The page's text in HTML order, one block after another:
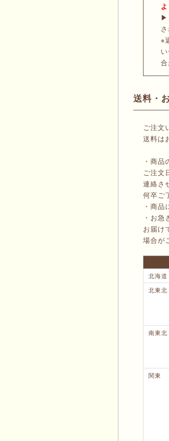
▶
※
送料・
ご注文
送料は
・商
ご注文
連絡さ
何卒ご
・商
・お
お届け
場合が
北海道
北東北
南東北
関東